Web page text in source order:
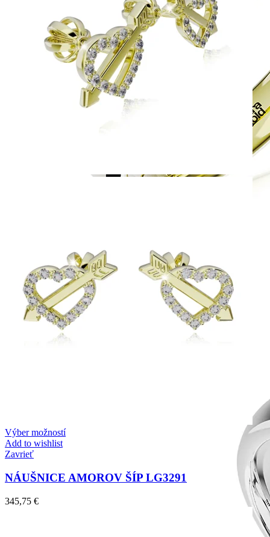
Symphony
Dokonalý lesk tradičného zlata s decentnou iskrou
kamienkov.
Výber možností
Add to wishlist
Zavrieť
NÁUŠNICE AMOROV ŠÍP LG3291
345,75 €